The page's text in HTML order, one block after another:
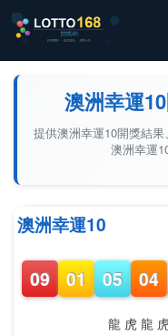
澳洲幸運
提供澳洲幸運10開獎結
澳洲幸運
澳洲幸運10
09 01 05 04
龍 虎 龍